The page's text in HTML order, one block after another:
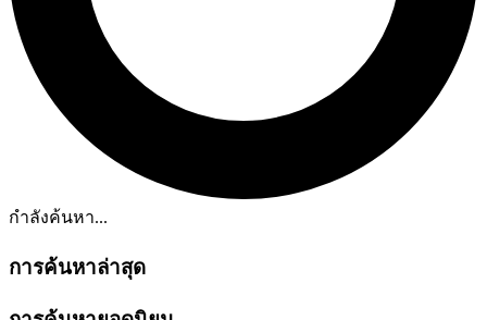
กำลังค้นหา...
การค้นหาล่าสุด